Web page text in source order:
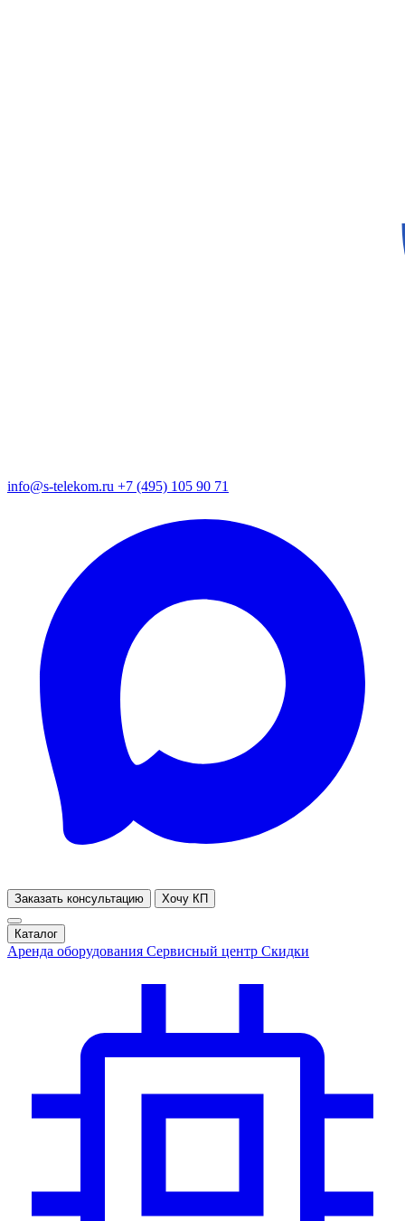
info@s-telekom.ru +7 (495) 105 90 71
Заказать консультацию Хочу КП
Каталог
Аренда оборудования Сервисный центр Скидки